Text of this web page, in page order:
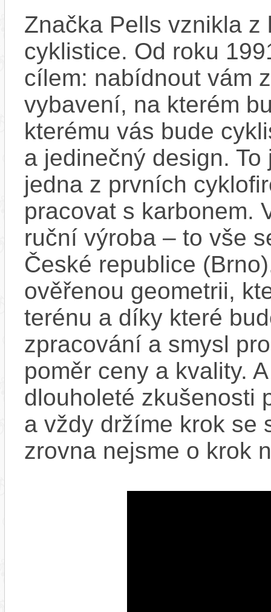
Značka Pells vznikla z
cyklistice. Od roku
cílem: nabídnout vám
vybavení, na kterém
kterému vás bude
a jedinečný design.
jedna z prvních
pracovat s karbonem.
ruční výroba – to vše
České republice
ověřenou geometrii,
terénu a díky které
zpracování a smysl
poměr ceny a kvality.
dlouholeté zkušenosti
a vždy držíme krok se
zrovna nejsme o krok